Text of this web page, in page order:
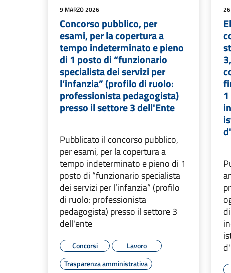
9 MARZO 2026
Concorso pubblico, per
esami, per la copertura a
tempo indeterminato e pieno
di 1 posto di “funzionario
specialista dei servizi per
l’infanzia” (profilo di ruolo:
professionista pedagogista)
presso il settore 3 dell'Ente
Pubblicato il concorso pubblico,
per esami, per la copertura a
tempo indeterminato e pieno di 1
posto di “funzionario specialista
dei servizi per l’infanzia” (profilo
di ruolo: professionista
pedagogista) presso il settore 3
dell'ente
Concorsi
Lavoro
Trasparenza amministrativa
26